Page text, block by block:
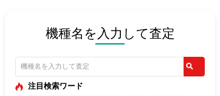
機種名を入力して査定
注目検索ワード